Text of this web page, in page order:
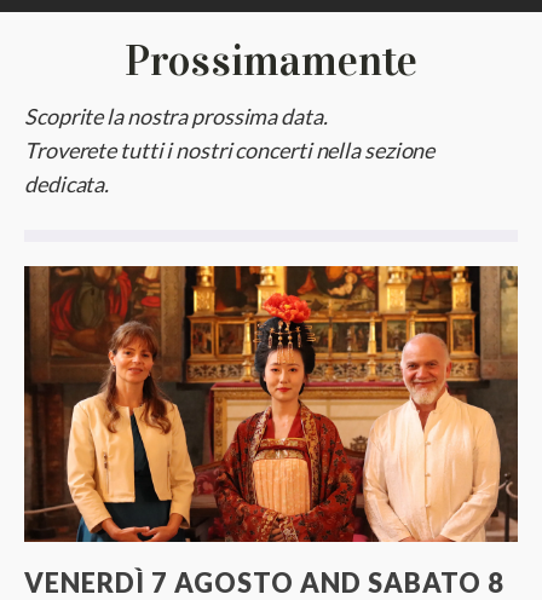
Prossimamente
Scoprite la nostra prossima data.
Troverete tutti i nostri concerti nella sezione
dedicata.
VENERDÌ 7 AGOSTO AND SABATO 8